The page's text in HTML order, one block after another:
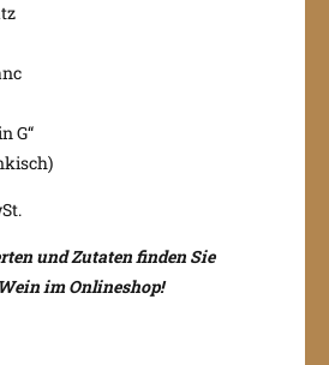
G“
und Zutaten finden Sie
im Onlineshop!